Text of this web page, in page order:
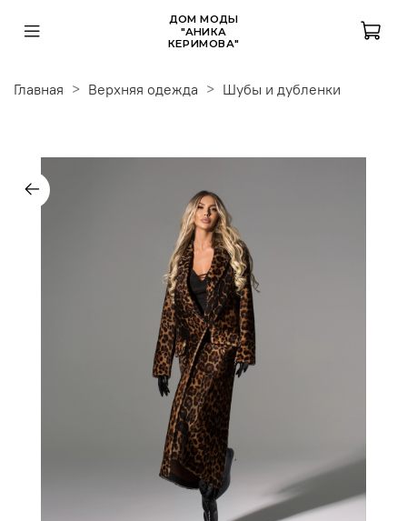
ДОМ МОДЫ
"АНИКА
КЕРИМОВА"
Главная Верхняя одежда Шубы и дубленки